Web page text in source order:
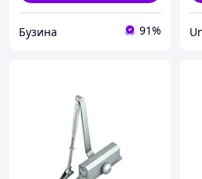
Бузина 91%